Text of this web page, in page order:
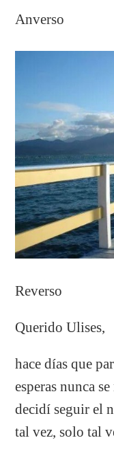
Anverso
Reverso
Querido Ulises,
hace días que
esperas nunca
decidí seguir el
tal vez, solo tal